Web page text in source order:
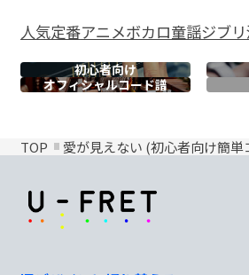
人気定番アニメボカロ童謡ジブリ
初心者向け
オフィシャルコード譜
TOP 愛が見えない (初心者向け簡単